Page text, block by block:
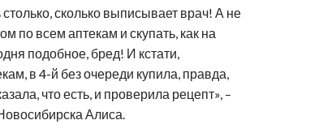
сколько выписывает врач! А не
по всем аптекам и скупать, как на
подобное, бред! И кстати,
в 4-й без очереди купила, правда,
что есть, и проверила рецепт», –
Алиса.